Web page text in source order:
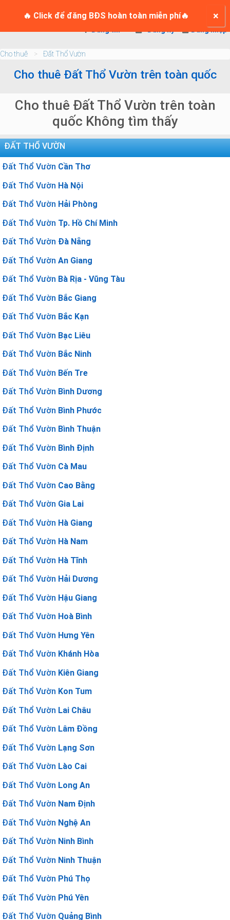
🔥 Click để đăng BĐS hoàn toàn miễn phí🔥 ×
Đăng nhập
Login
Cho thuê Đất Thổ Vườn
Cho thuê Đất Thổ Vườn trên toàn quốc
Cho thuê Đất Thổ Vườn trên toàn
quốc Không tìm thấy
ĐẤT THỔ VƯỜN
Đất Thổ Vườn Cần Thơ
Đất Thổ Vườn Hà Nội
Đất Thổ Vườn Hải Phòng
Đất Thổ Vườn Tp. Hồ Chí Minh
Đất Thổ Vườn Đà Nẵng
Đất Thổ Vườn An Giang
Đất Thổ Vườn Bà Rịa - Vũng Tàu
Đất Thổ Vườn Bắc Giang
Đất Thổ Vườn Bắc Kạn
Đất Thổ Vườn Bạc Liêu
Đất Thổ Vườn Bắc Ninh
Đất Thổ Vườn Bến Tre
Đất Thổ Vườn Bình Dương
Đất Thổ Vườn Bình Phước
Đất Thổ Vườn Bình Thuận
Đất Thổ Vườn Bình Định
Đất Thổ Vườn Cà Mau
Đất Thổ Vườn Cao Bằng
Đất Thổ Vườn Gia Lai
Đất Thổ Vườn Hà Giang
Đất Thổ Vườn Hà Nam
Đất Thổ Vườn Hà Tĩnh
Đất Thổ Vườn Hải Dương
Đất Thổ Vườn Hậu Giang
Đất Thổ Vườn Hoà Bình
Đất Thổ Vườn Hưng Yên
Đất Thổ Vườn Khánh Hòa
Đất Thổ Vườn Kiên Giang
Đất Thổ Vườn Kon Tum
Đất Thổ Vườn Lai Châu
Đất Thổ Vườn Lâm Đồng
Đất Thổ Vườn Lạng Sơn
Đất Thổ Vườn Lào Cai
Đất Thổ Vườn Long An
Đất Thổ Vườn Nam Định
Đất Thổ Vườn Nghệ An
Đất Thổ Vườn Ninh Bình
Đất Thổ Vườn Ninh Thuận
Đất Thổ Vườn Phú Thọ
Đất Thổ Vườn Phú Yên
Đất Thổ Vườn Quảng Bình